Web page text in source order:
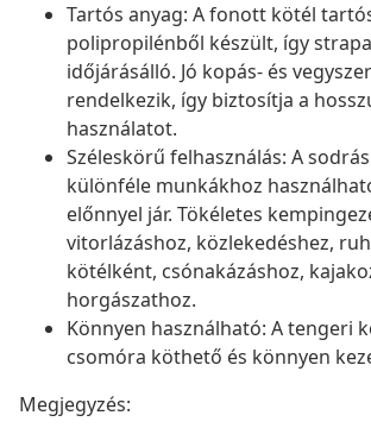
Tartós anyag: A fonott kötél
polipropilénből készült, így
időjárásálló. Jó kopás- és
rendelkezik, így biztosítja a
használatot.
Széleskörű felhasználás: A
különféle munkákhoz
előnnyel jár. Tökéletes
vitorlázáshoz, közlekedéshez,
kötélként, csónakázáshoz,
horgászathoz.
Könnyen használható: A tengeri
csomóra köthető és könnyen
Megjegyzés: